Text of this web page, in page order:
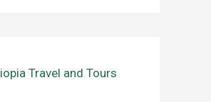
Travel and Tours